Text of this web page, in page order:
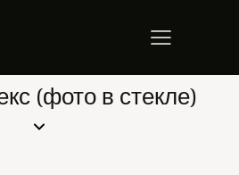
(фото в стекле)